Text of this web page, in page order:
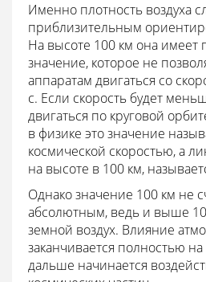
Именно плотность воздуха
приблизительным
На высоте 100 км она имеет
значение, которое не
аппаратам двигаться со
с. Если скорость будет
двигаться по круговой
в физике это значение
космической скоростью, а
на высоте в 100 км,
Однако значение 100 км не
абсолютным, ведь и выше
земной воздух. Влияние
заканчивается полностью
дальше начинается